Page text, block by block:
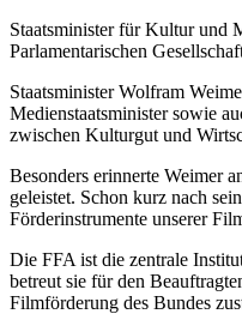
Staatsminister für Kultur und
Parlamentarischen
Staatsminister Wolfram
Medienstaatsminister sowie
zwischen Kulturgut und
Besonders erinnerte Weimer
geleistet. Schon kurz nach
Förderinstrumente unserer
Die FFA ist die zentrale
betreut sie für den
Filmförderung des Bundes